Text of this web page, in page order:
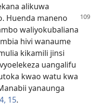
alikuwa
Huenda maneno
waliyokubaliana
hivi wanaume
kikamili jinsi
uangalifu
kwao watu kwa
yanaunga
15.